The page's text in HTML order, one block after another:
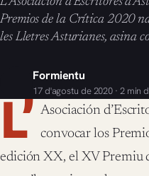
Premios de la Crítica 2020
les Lletres Asturianes, asina
Formientu
17 d'agostu de 2020 · 2 min
L’ Asociación
convocar los
edición XX, el XV Premiu